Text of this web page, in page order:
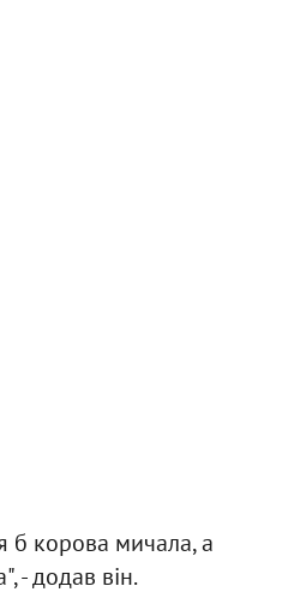
б корова мичала, а
- додав він.